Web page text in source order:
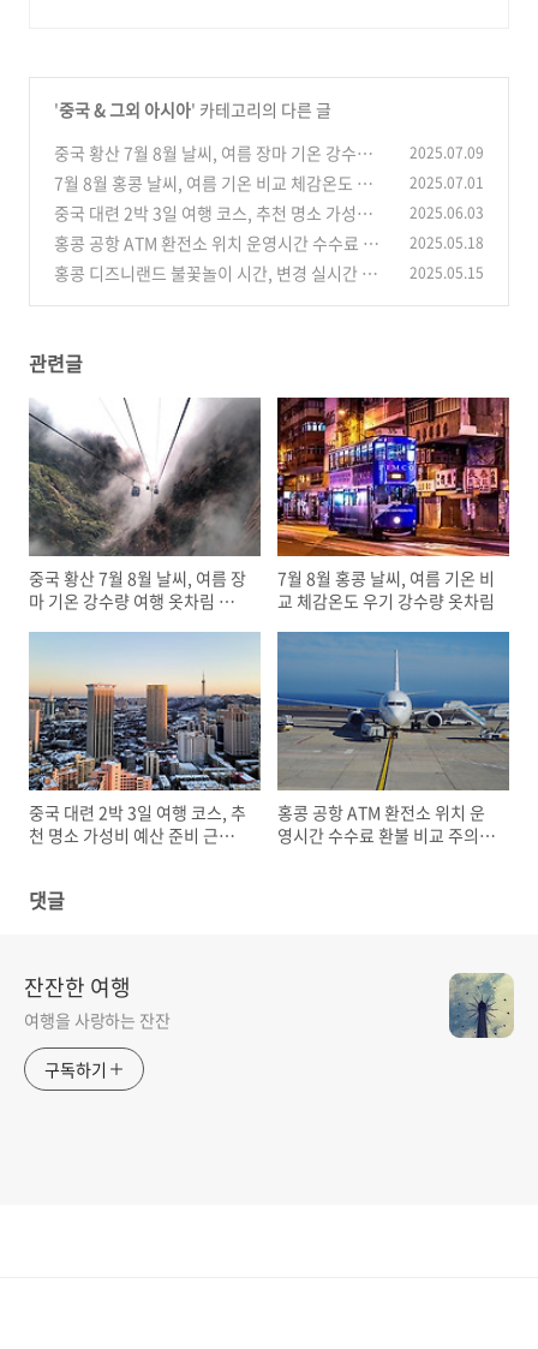
'중국 & 그외 아시아' 카테고리의 다른 글
중국 황산 7월 8월 날씨, 여름 장마 기온 강수량
여행 옷차림 준비물
(0)
2025.07.09
7월 8월 홍콩 날씨, 여름 기온 비교 체감온도 우기
강수량 옷차림
(0)
2025.07.01
중국 대련 2박 3일 여행 코스, 추천 명소 가성비
예산 준비 근교 여행지 (0)
2025.06.03
홍콩 공항 ATM 환전소 위치 운영시간 수수료 환
불 비교 주의사항 환전 꿀팁
(0)
2025.05.18
홍콩 디즈니랜드 불꽃놀이 시간, 변경 실시간 앱
2025.05.15
관련글
중국 황산 7월 8월 날씨, 여름 장
마 기온 강수량 여행 옷차림 준
7월 8월 홍콩 날씨, 여름 기온 비
교 체감온도 우기 강수량 옷차림
중국 대련 2박 3일 여행 코스, 추
천 명소 가성비 예산 준비 근교
홍콩 공항 ATM 환전소 위치 운
영시간 수수료 환불 비교 주의사
댓글
잔잔한 여행
여행을 사랑하는 잔잔
구독하기